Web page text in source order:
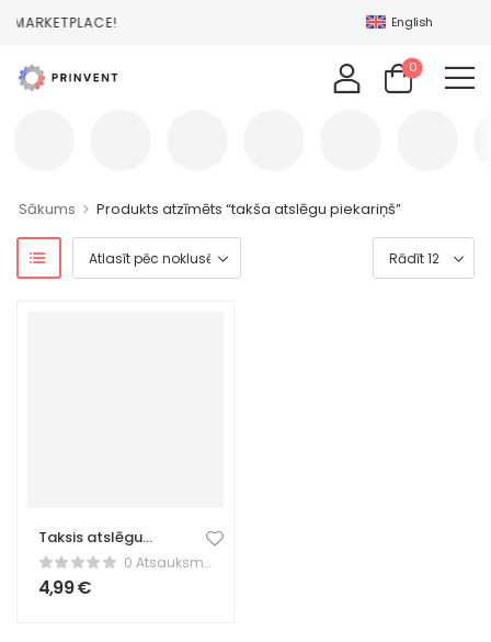
MARKETPLACE! English
0
Sākums > Produkts atzīmēts “takša atslēgu piekariņš”
Taksis atslēgu
piekariņš – Teckel
suns
0 Atsauksmes
4,99€